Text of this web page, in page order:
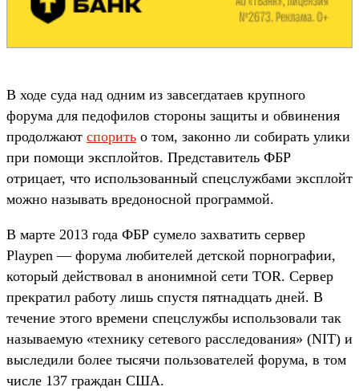
В ходе суда над одним из завсегдатаев крупного
форума для педофилов стороны защиты и обвинения
продолжают спорить о том, законно ли собирать улики
при помощи эксплойтов. Представитель ФБР
отрицает, что использованный спецслужбами эксплойт
можно называть вредоносной программой.
В марте 2013 года ФБР сумело захватить сервер
Playpen — форума любителей детской порнографии,
который действовал в анонимной сети TOR. Сервер
прекратил работу лишь спустя пятнадцать дней. В
течение этого времени спецслужбы использовали так
называемую «технику сетевого расследования» (NIT) и
выследили более тысячи пользователей форума, в том
числе 137 граждан США.